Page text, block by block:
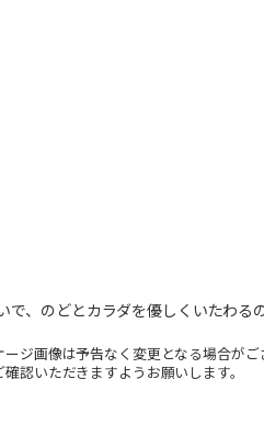
、のどとカラダを優しくいたわる
ジ画像は予告なく変更となる場合が
認いただきますようお願いします。